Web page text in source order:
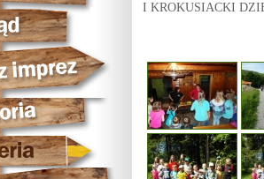
I KROKUSIACKI